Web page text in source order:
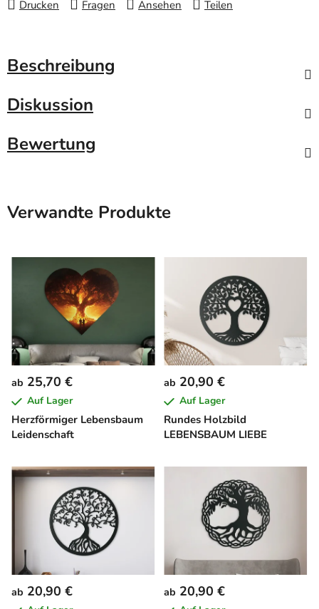
Drucken Fragen Ansehen Teilen
Beschreibung
Diskussion
Bewertung
Verwandte Produkte
Herzförmiger Lebensbaum
Leidenschaft
ab 25,70 €
Auf Lager
Rundes Holzbild
LEBENSBAUM LIEBE
ab 20,90 €
Auf Lager
ab 20,90 € ab 20,90 €